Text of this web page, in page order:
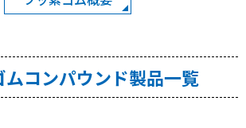
ムコンパウンド製品一覧